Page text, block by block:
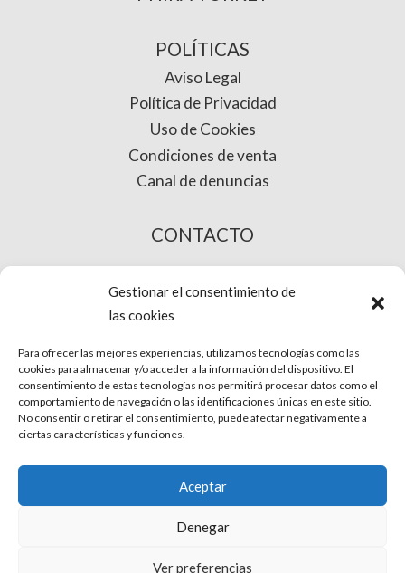
Gestionar el consentimiento de
las cookies
Para ofrecer las mejores experiencias, utilizamos tecnologías como las
cookies para almacenar y/o acceder a la información del dispositivo. El
consentimiento de estas tecnologías nos permitirá procesar datos como el
comportamiento de navegación o las identificaciones únicas en este sitio.
No consentir o retirar el consentimiento, puede afectar negativamente a
ciertas características y funciones.
Aceptar
Denegar
Ver preferencias
POLÍTICAS
Aviso Legal
Política de Privacidad
Uso de Cookies
Condiciones de venta
Canal de denuncias
CONTACTO
COMPRA ONLINE
Aviso Legal
Protección de datos